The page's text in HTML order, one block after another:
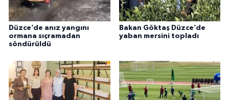
Düzce’de anız yangını
ormana sıçramadan
söndürüldü
Bakan Göktaş Düzce’de
yaban mersini topladı